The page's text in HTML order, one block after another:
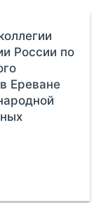
России по
Ереване